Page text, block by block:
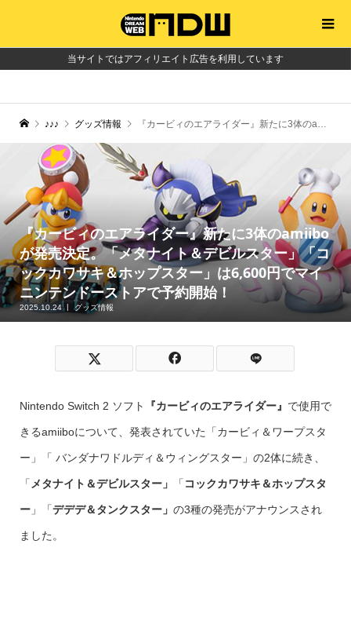
当サイトではアフィリエイト広告を利用しています
♪♪♪ グッズ情報 『カービィのエアライダー』新たに3体のamiiboが発売決定。「メタナイト＆デビルスター」「コックカワサキ＆ホップスター」は6,600円でマイニンテンドーストアで予約開始！
『カービィのエアライダー』新たに3体のamiibo
が発売決定。「メタナイト＆デビルスター」「コ
ックカワサキ＆ホップスター」は6,600円でマイ
ニンテンドーストアで予約開始！
2025.10.24 グッズ情報
Nintendo Switch 2 ソフト 『カービィのエアライダー』 で使用で
きるamiiboについて、発表されていた「カービィ＆ワープスタ
ー」「 バンダナワドルディ＆ウィングスター」の2体に続き、
「 メタナイト＆デビルスター」 「 コックカワサキ＆ホップスタ
ー」「デデデ＆タンクスター」 の3種の発売がアナウンスされ
ました。